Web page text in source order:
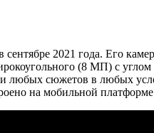
2021 года. Его
(8 МП) с углом
любых сюжетов в любых
на мобильной